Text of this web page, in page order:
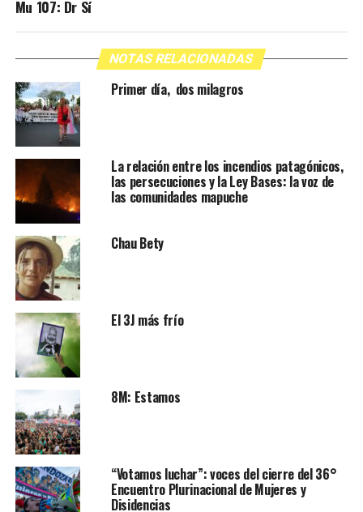
Mu 107: Dr Sí
NOTAS RELACIONADAS
Primer día, dos milagros
La relación entre los incendios patagónicos,
las persecuciones y la Ley Bases: la voz de
las comunidades mapuche
Chau Bety
El 3J más frío
8M: Estamos
“Votamos luchar”: voces del cierre del 36°
Encuentro Plurinacional de Mujeres y
Disidencias